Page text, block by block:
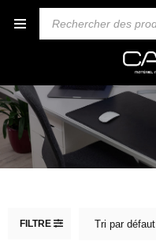
FILTRE Tri par défaut